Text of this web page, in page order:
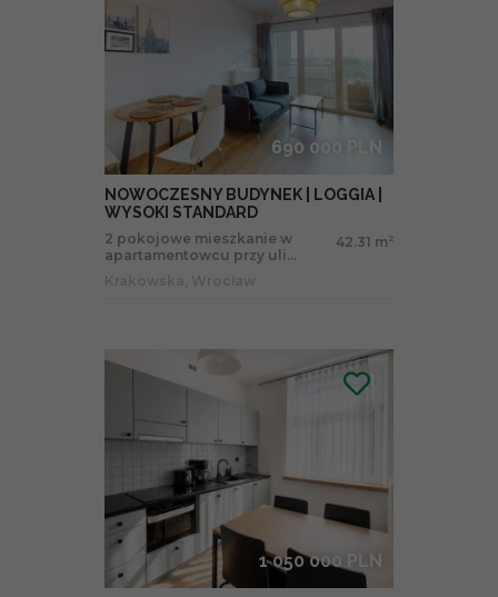
690 000 PLN
NOWOCZESNY BUDYNEK | LOGGIA |
WYSOKI STANDARD
2 pokojowe mieszkanie w
apartamentowcu przy uli...
42.31 m 2
1 050 000 PLN